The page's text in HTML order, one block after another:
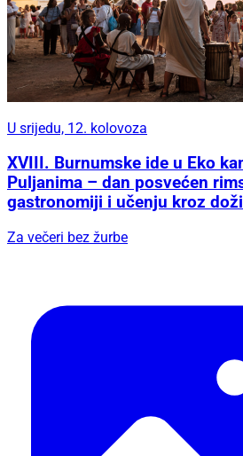
U srijedu, 12. kolovoza
XVIII. Burnumske ide u Eko
Puljanima – dan posvećen
gastronomiji i učenju kroz
Za večeri bez žurbe